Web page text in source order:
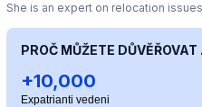
She is an expert on relocation
PROČ MŮŽETE
+10,000
Expatrianti vedeni